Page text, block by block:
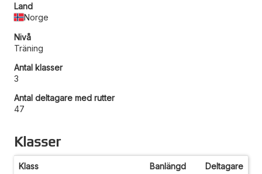
Land
Norge
Nivå
Träning
Antal klasser
3
Antal deltagare med rutter
47
Klasser
Klass Banlängd Deltagare